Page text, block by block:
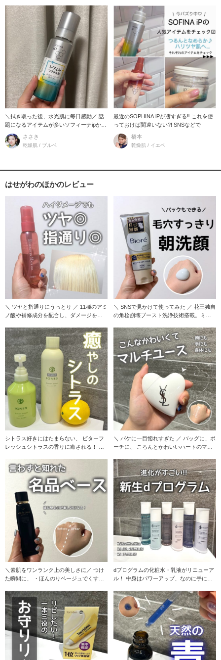
＼拭き取った後、水光肌に毎日感動／ 話
題になるアイテムが多いソフィーナipから
【拭き取る
ささき
乾燥肌 / ブルベ
最近のSOPHINA iPが凄すぎる‼︎ これを使
っておけば間違いない?! SNSなどで
橋本
乾燥肌 / イエベ
はせがわのほかのレビュー
＼ ツヤと指通りにうっとり ／ 11種のアミ
ノ酸や補修成分を配合し、ダメージを受
＼ SNSで見かけて使ってみた ／ 花王独自
の角栓崩壊ブースト洗浄技術搭載。ミク
シトラス好きにはたまらない、 ビターフ
レッシュシトラスの香りに癒される！ ◾︎
＼ パケに一目惚れすぎた ／ バッグに、ポ
ーチに、 ころんとかわいいハートのマル
＼素肌をワンランク上の美しさに／ つけ
た瞬間に、 ・ほんのりベージュでくすみ
dプログラムの化粧水・乳液がリニューア
ル！ 中身はパワーアップ、なのに手に取